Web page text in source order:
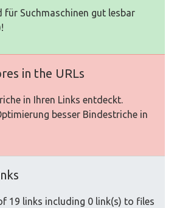
für Suchmaschinen gut lesbar
in the URLs
in Ihren Links entdeckt.
besser Bindestriche in
19 links including 0 link(s) to files